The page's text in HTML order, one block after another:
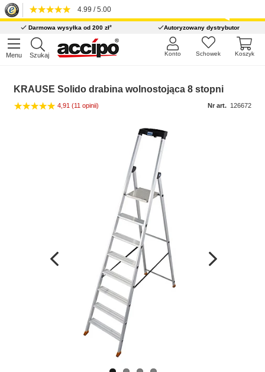
4.99 / 5.00
Darmowa wysyłka od 200 zł* Autoryzowany dystrybutor
Menu Szukaj Koszyk
Schowek
Konto
KRAUSE Solido drabina wolnostojąca 8 stopni
4,91 (11 opinii) Nr art. 126672